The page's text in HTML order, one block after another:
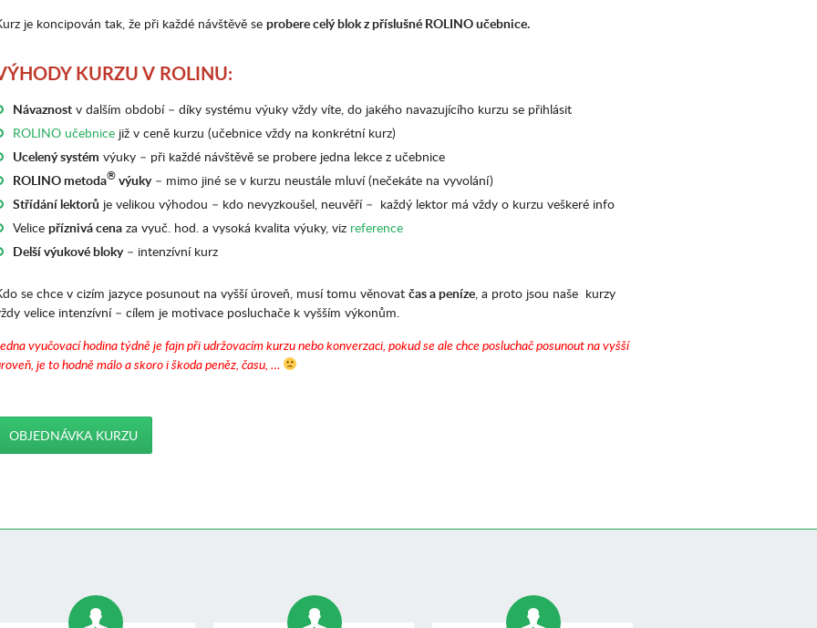
je koncipován tak, že při každé návštěvě se probere celý blok z příslušné ROLINO učebnice.
KURZU V ROLINU:
Návaznost v dalším období – díky systému výuky vždy víte, do jakého navazujícího kurzu se přihlásit
ROLINO učebnice již v ceně kurzu (učebnice vždy na konkrétní kurz)
Ucelený systém výuky – při každé návštěvě se probere jedna lekce z učebnice
ROLINO metoda®výuky– mimo jiné se v kurzu neustále mluví (nečekáte na vyvolání)
Střídání lektorů je velikou výhodou – kdo nevyzkoušel, neuvěří – každý lektor má vždy o kurzu veškeré info
Velice příznivá cena za vyuč. hod. a vysoká kvalita výuky, viz reference
Delší výukové bloky– intenzívní kurz
se chce v cizím jazyce posunout na vyšší úroveň, musí tomu věnovat čas a peníze, a proto jsou naše kurzy
velice intenzívní – cílem je motivace posluchače k vyšším výkonům.
edna vyučovací hodina týdně je fajn při udržovacím kurzu nebo konverzaci, pokud se ale chce posluchač posunout na vyšší
je to hodně málo a skoro i škoda peněz, času, …
OBJEDNÁVKA KURZU